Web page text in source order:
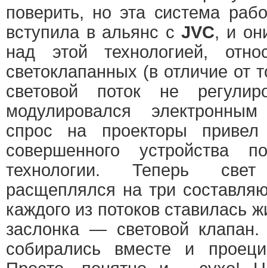
поверить, но эта система
вступила в альянс сJVC, и
над этой технологией,
светоклапанных (в отличие от
световой поток не
модулировался
спрос на проекторы
совершенного устройства
технологии. Теперь
расщеплялся на три
каждого из потоков ставилась
заслонка — световой
собирались вместе и